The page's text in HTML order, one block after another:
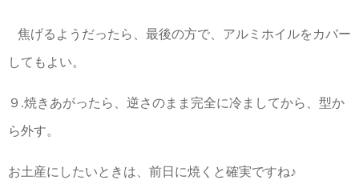
焦げるようだったら、最後の方で、アルミホイルをカバー
してもよい。
９.焼きあがったら、逆さのまま完全に冷ましてから、型か
ら外す。
お土産にしたいときは、前日に焼くと確実ですね♪